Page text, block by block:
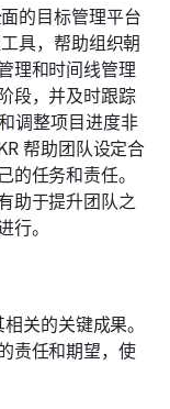
的目标管理平台
具，帮助组织朝
理和时间线管理
段，并及时跟踪
调整项目进度非
帮助团队设定合
任务和责任。
助于提升团队之
。
关的关键成果。
责任和期望，使